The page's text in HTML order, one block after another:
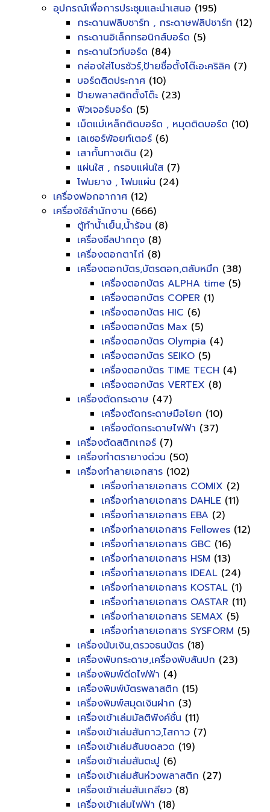
อุปกรณ์เพื่อการประชุมและนำเสนอ (195)
กระดานฟลิบชาร์ท , กระดาษฟลิปชาร์ท (12)
กระดานอิเล็กทรอนิกส์บอร์ด (5)
กระดานไวท์บอร์ด (84)
กล่องใส่โบรชัวร์,ป้ายชื่อตั้งโต๊ะอะคริลิค (7)
บอร์ดติดประกาศ (10)
ป้ายพลาสติกตั้งโต๊ะ (23)
ฟิวเจอร์บอร์ด (5)
เม็ดแม่เหล็กติดบอร์ด , หมุดติดบอร์ด (10)
เลเซอร์พ้อยท์เตอร์ (6)
เสากั้นทางเดิน (2)
แผ่นใส , กรอบแผ่นใส (7)
โฟมยาง , โฟมแผ่น (24)
เครื่องฟอกอากาศ (12)
เครื่องใช้สำนักงาน (666)
ตู้ทำน้ำเย็น,น้ำร้อน (8)
เครื่องซีลปากถุง (8)
เครื่องตอกตาไก่ (8)
เครื่องตอกบัตร,บัตรตอก,ตลับหมึก (38)
เครื่องตอกบัตร ALPHA time (5)
เครื่องตอกบัตร COPER (1)
เครื่องตอกบัตร HIC (6)
เครื่องตอกบัตร Max (5)
เครื่องตอกบัตร Olympia (4)
เครื่องตอกบัตร SEIKO (5)
เครื่องตอกบัตร TIME TECH (4)
เครื่องตอกบัตร VERTEX (8)
เครื่องตัดกระดาษ (47)
เครื่องตัดกระดาษมือโยก (10)
เครื่องตัดกระดาษไฟฟ้า (37)
เครื่องตัดสติกเกอร์ (7)
เครื่องทำตรายางด่วน (50)
เครื่องทำลายเอกสาร (102)
เครื่องทำลายเอกสาร COMIX (2)
เครื่องทำลายเอกสาร DAHLE (11)
เครื่องทำลายเอกสาร EBA (2)
เครื่องทำลายเอกสาร Fellowes (12)
เครื่องทำลายเอกสาร GBC (16)
เครื่องทำลายเอกสาร HSM (13)
เครื่องทำลายเอกสาร IDEAL (24)
เครื่องทำลายเอกสาร KOSTAL (1)
เครื่องทำลายเอกสาร OASTAR (11)
เครื่องทำลายเอกสาร SEMAX (5)
เครื่องทำลายเอกสาร SYSFORM (5)
เครื่องนับเงิน,ตรวจธนบัตร (18)
เครื่องพับกระดาษ,เครื่องพับสันปก (23)
เครื่องพิมพ์ดีดไฟฟ้า (4)
เครื่องพิมพ์บัตรพลาสติก (15)
เครื่องพิมพ์สมุดเงินฝาก (3)
เครื่องเข้าเล่มมัลติฟังค์ชั่น (11)
เครื่องเข้าเล่มสันกาว,ไสกาว (7)
เครื่องเข้าเล่มสันขดลวด (19)
เครื่องเข้าเล่มสันตะปู (6)
เครื่องเข้าเล่มสันห่วงพลาสติก (27)
เครื่องเข้าเล่มสันเกลียว (8)
เครื่องเข้าเล่มไฟฟ้า (18)